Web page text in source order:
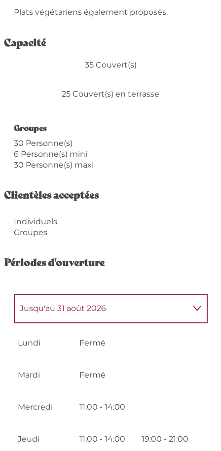
Plats végétariens également proposés.
Capacité
35 Couvert(s)
25 Couvert(s) en terrasse
Groupes
Groupes
30 Personne(s)
6 Personne(s) mini
30 Personne(s) maxi
Clientèles acceptées
Individuels
Groupes
Périodes d'ouverture
Jusqu'au 31 août 2026
2026
Lundi Fermé
Mardi Fermé
Mercredi 11:00 - 14:00
Jeudi 11:00 - 14:00 19:00 - 21:00